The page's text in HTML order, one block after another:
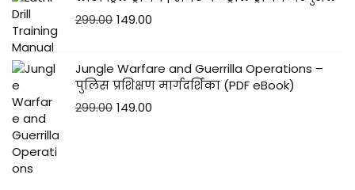
299.00 149.00
Jungle Warfare and Guerrilla Operations –
पुलिस प्रशिक्षण मार्गदर्शिका (PDF eBook)
299.00 149.00